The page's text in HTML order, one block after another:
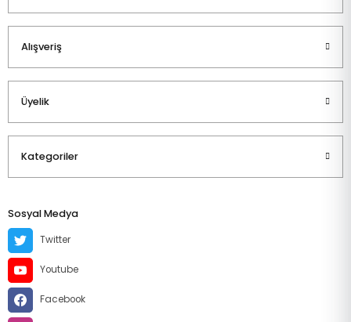
Alışveriş
Üyelik
Kategoriler
Sosyal Medya
Twitter
Youtube
Facebook